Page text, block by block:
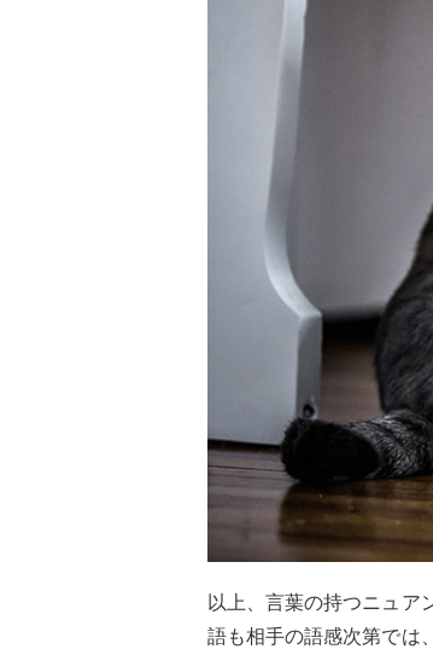
以上、言葉の持つニュア
語も相手の語感次第では